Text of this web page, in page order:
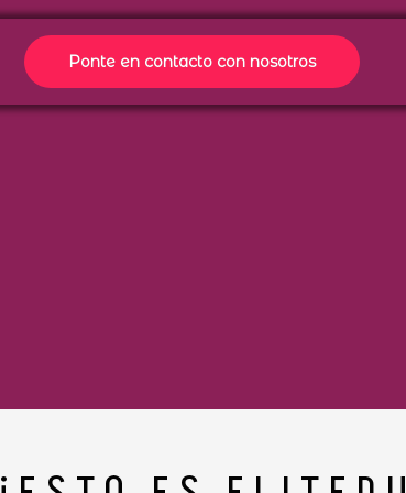
Ponte en contacto con nosotros